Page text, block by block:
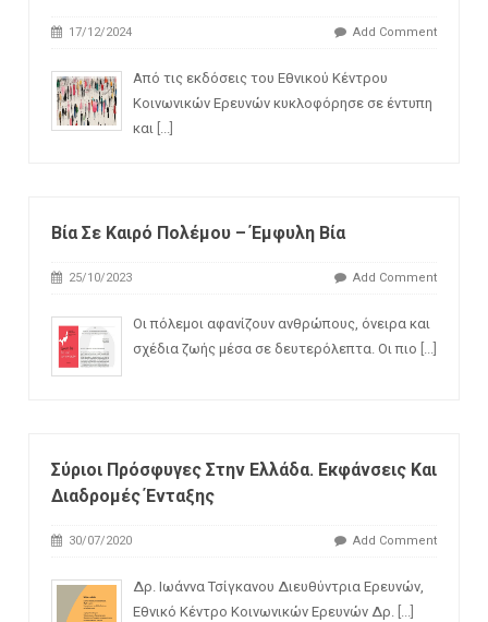
17/12/2024 Add Comment
Από τις εκδόσεις του Εθνικού Κέντρου
Κοινωνικών Ερευνών κυκλοφόρησε σε έντυπη
και [...]
Βία Σε Καιρό Πολέμου – Έμφυλη Βία
25/10/2023 Add Comment
Οι πόλεμοι αφανίζουν ανθρώπους, όνειρα και
σχέδια ζωής μέσα σε δευτερόλεπτα. Οι πιο [...]
Σύριοι Πρόσφυγες Στην Ελλάδα. Εκφάνσεις Και
Διαδρομές Ένταξης
30/07/2020 Add Comment
Δρ. Ιωάννα Τσίγκανου Διευθύντρια Ερευνών,
Εθνικό Κέντρο Κοινωνικών Ερευνών Δρ. [...]